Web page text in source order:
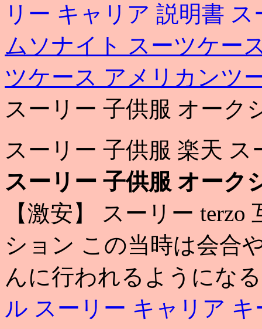
リー キャリア 説明書
ムソナイト スーツケー
ツケース アメリカンツ
スーリー 子供服 オーク
スーリー 子供服 楽天
スーリー 子供服 オーク
【激安】 スーリー
ション この当時は会合
んに行われるようにな
ル スーリー キャリア